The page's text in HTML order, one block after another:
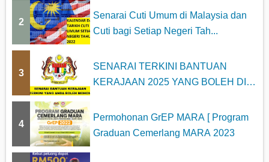
2
Senarai Cuti Umum di Malaysia dan
Cuti bagi Setiap Negeri Tah...
3
SENARAI TERKINI BANTUAN
KERAJAAN 2025 YANG BOLEH DI
4
Permohonan GrEP MARA [ Program
Graduan Cemerlang MARA 2023